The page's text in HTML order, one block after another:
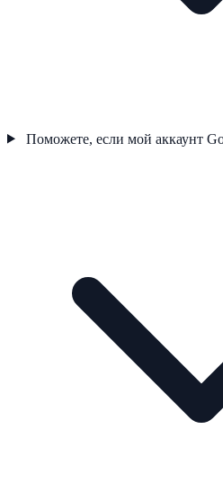
Поможете, если мой аккаунт